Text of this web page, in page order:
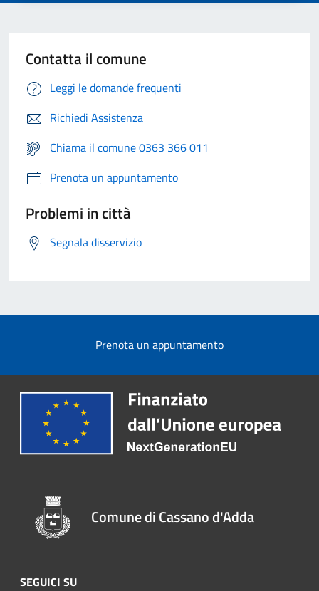
Contatta il comune
Leggi le domande frequenti
Richiedi Assistenza
Chiama il comune 0363 366 011
Prenota un appuntamento
Problemi in città
Segnala disservizio
Prenota un appuntamento
Comune di Cassano d'Adda
SEGUICI SU